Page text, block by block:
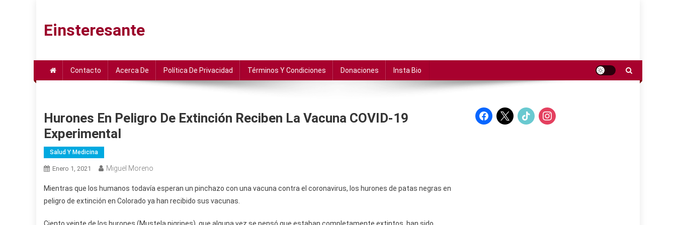
contenido
Einsteresante
Contacto Acerca De Política De Privacidad Términos Y Condiciones Donaciones Insta Bio
Hurones En Peligro De Extinción Reciben La Vacuna COVID-19
Experimental
Salud Y Medicina
Enero 1, 2021 Miguel Moreno
Mientras que los humanos todavía esperan un pinchazo con una vacuna contra el coronavirus, los hurones de patas negras en
peligro de extinción en Colorado ya han recibido sus vacunas.
facebook
x tiktok instagram